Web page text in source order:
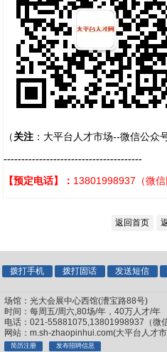
（关注：大平台人才市场--微信公众号
---------------------------------------
【预定电话】： 13801998937（微
返回首页
拨打手机 拨打固话 发送短信
场馆：光大会展中心西馆(漕宝路88号)
时间：每周五/周六,80场/年，40万人才/年
电话：021-55881075,13801998937（微
网站：m.sh-zhaopinhui.com(大平台人才
简历注册 发布招聘信息